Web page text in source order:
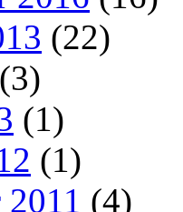
(22)
(3)
(1)
(1)
2011 (4)